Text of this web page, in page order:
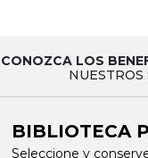
CONOZCA LOS
NUESTROS
BIBLIOTECA
Seleccione y